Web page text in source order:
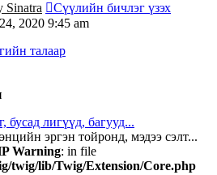
Sinatra
Сүүлийн бичлэг үзэх
2020 9:45 am
талаар
бусад лигүүд, багууд...
эргэн тойронд, мэдээ сэлт...
Warning: in file
twig/lib/Twig/Extension/Core.php